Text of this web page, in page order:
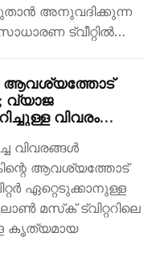
അനുവദിക്കുന്ന
ട്വീറ്റില്‍…
ആവശ്യത്തോട്
വ്യാജ
വിവരം
വിവരങ്ങള്‍
ആവശ്യത്തോട്
ഏറ്റെടുക്കാനുള്ള
മസ്‌ക് ട്വിറ്ററിലെ
കൃത്യമായ